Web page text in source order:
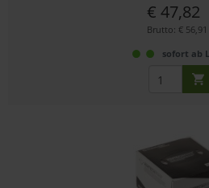
€ 47,82
Brutto: € 56,91
sofort ab